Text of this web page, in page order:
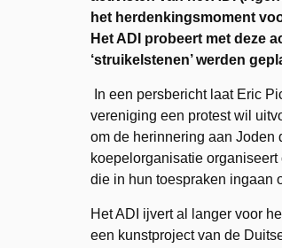
het herdenkingsmoment
Het ADI probeert met deze
‘struikelstenen’ werden
In een persbericht laat Eric
vereniging een protest wil
om de herinnering aan Joden
koepelorganisatie
die in hun toespraken ingaan
Het ADI ijvert al langer voor
een kunstproject van de